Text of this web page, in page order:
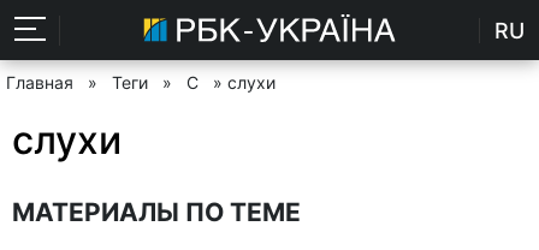
RU
Главная » Теги » С » слухи
слухи
МАТЕРИАЛЫ ПО ТЕМЕ